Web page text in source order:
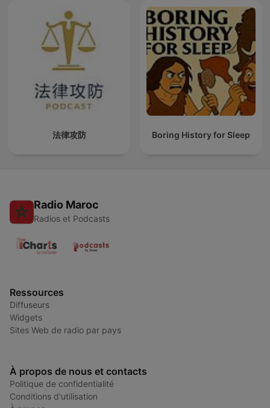
法律攻防 Boring History for Sleep
Radio Maroc
Radios et Podcasts
Ressources
Diffuseurs
Widgets
Sites Web de radio par pays
À propos de nous et contacts
Politique de confidentialité
Conditions d'utilisation